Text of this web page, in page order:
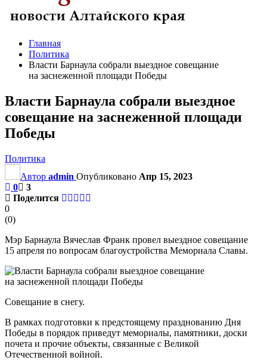
Главная
Политика
Власти Барнаула собрали выездное совещание
на заснеженной площади Победы
Власти Барнаула собрали выездное
совещание на заснеженной площади
Победы
Политика
Автор admin Опубликовано Апр 15, 2023
0
3
Поделится
0
(0)
Мэр Барнаула Вячеслав Франк провел выездное совещание
15 апреля по вопросам благоустройства Мемориала Славы.
Совещание в снегу.
В рамках подготовки к предстоящему празднованию Дня
Победы в порядок приведут мемориалы, памятники, доски
почета и прочие объекты, связанные с Великой
Отечественной войной.